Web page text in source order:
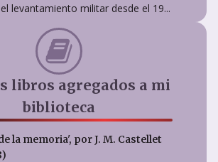
levantamiento militar desde el 19...
libros agregados a mi
biblioteca
la memoria', por J. M. Castellet